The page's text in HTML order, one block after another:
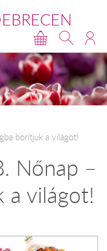
borítjuk a világot!
Nőnap –
a világot!